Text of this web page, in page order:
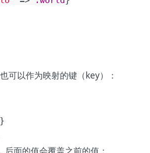
可以作为映射的键（key）：
}